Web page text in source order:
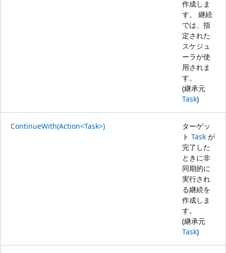
作成しま
す。 継続
では、指
定された
スケジュ
ーラが使
用されま
す。
(継承元
Task)
ContinueWith(Action<Task>)
ターゲッ
ト Task が
完了した
ときに非
同期的に
実行され
る継続を
作成しま
す。
(継承元
Task)